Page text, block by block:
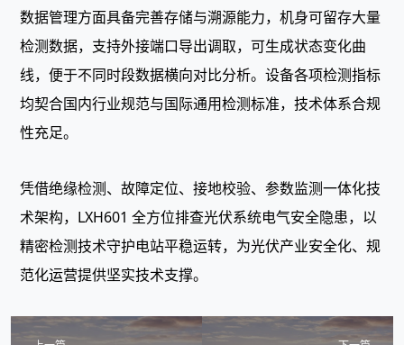
数据管理方面具备完善存储与溯源能力，机身可留存大量
检测数据，支持外接端口导出调取，可生成状态变化曲
线，便于不同时段数据横向对比分析。设备各项检测指标
均契合国内行业规范与国际通用检测标准，技术体系合规
性充足。
凭借绝缘检测、故障定位、接地校验、参数监测一体化技
术架构，LXH601 全方位排查光伏系统电气安全隐患，以
精密检测技术守护电站平稳运转，为光伏产业安全化、规
范化运营提供坚实技术支撑。